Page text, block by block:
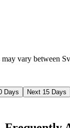
may vary between
Next 15 Days
Days